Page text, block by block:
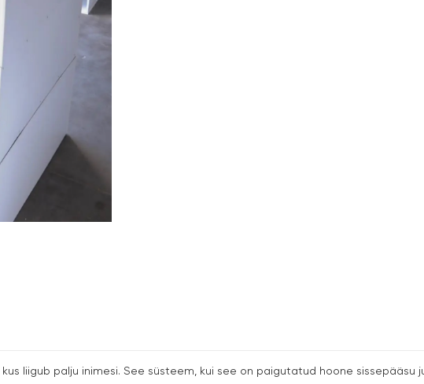
liigub palju inimesi. See süsteem, kui see on paigutatud hoone sissepääsu